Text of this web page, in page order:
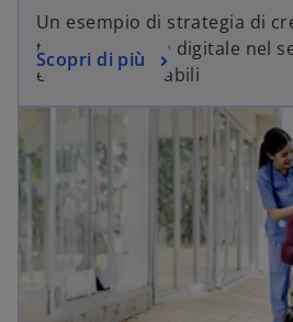
Un esempio di strategia di
trasformazione digitale nel
energie rinnovabili
Scopri di più